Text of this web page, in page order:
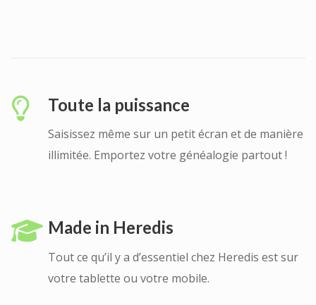
Toute la puissance
Saisissez même sur un petit écran et de manière
illimitée. Emportez votre généalogie partout !
Made in Heredis
Tout ce qu’il y a d’essentiel chez Heredis est sur
votre tablette ou votre mobile.